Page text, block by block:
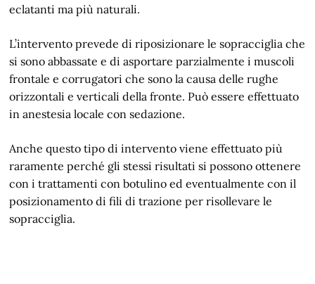
eclatanti ma più naturali.
L’intervento prevede di riposizionare le sopracciglia che
si sono abbassate e di asportare parzialmente i muscoli
frontale e corrugatori che sono la causa delle rughe
orizzontali e verticali della fronte. Può essere effettuato
in anestesia locale con sedazione.
Anche questo tipo di intervento viene effettuato più
raramente perché gli stessi risultati si possono ottenere
con i trattamenti con botulino ed eventualmente con il
posizionamento di fili di trazione per risollevare le
sopracciglia.